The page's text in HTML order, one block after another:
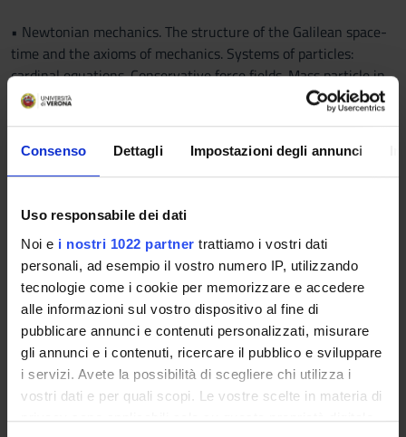
Consenso Dettagli Impostazioni degli annunci
Uso responsabile dei dati
Noi e i nostri 1022 partner trattiamo i vostri dati
personali, ad esempio il vostro numero IP, utilizzando
tecnologie come i cookie per memorizzare e accedere
alle informazioni sul vostro dispositivo al fine di
pubblicare annunci e contenuti personalizzati, misurare
gli annunci e i contenuti, ricercare il pubblico e sviluppare
i servizi. Avete la possibilità di scegliere chi utilizza i
vostri dati e per quali scopi. Le vostre scelte in materia di
privacy sono applicabili solo su questa proprietà digitale
• Newtonian mechanics. The structure of the Galilean space-
time and the axioms of mechanics. Systems of particles:
cardinal equations. Conservative force fields. Mass particle in
a central field force and the problem of two bodies.
• Lagrangian mechanics on manifolds. Constrained systems:
d’Alembert principle and Lagrange equations. Models of
constraints and their equivalence. Invariance of Lagrange
equations for change of coordinates. Jacobi integral. Stability
theory for Lagrangian systems and small oscillations.
Noether’s Theorem, conserved quantities and Routh’s
reduction.
• Rigid bodies. Orthonormal basis, orthogonal and skew-
symmetric matrices. Space and body frame: angular velocities.
Cardinal equations in different reference frames. A model for
rigid bodies. Euler’s equations.
Applications: the Foucault pendulum, the Kepler problem and